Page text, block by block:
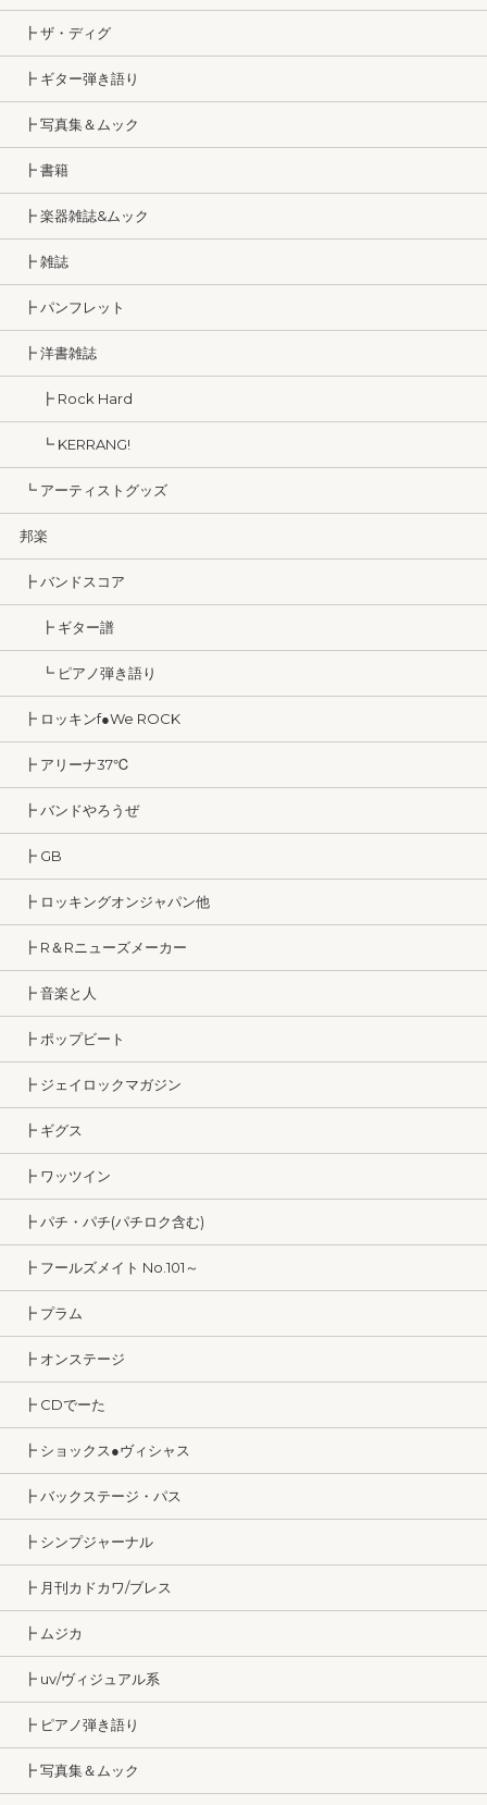
┣ ザ・ディグ
┣ ギター弾き語り
┣ 写真集＆ムック
┣ 書籍
┣ 楽器雑誌&ムック
┣ 雑誌
┣ パンフレット
┣ 洋書雑誌
┣ Rock Hard
┗ KERRANG!
┗ アーティストグッズ
邦楽
┣ バンドスコア
┣ ギター譜
┗ ピアノ弾き語り
┣ ロッキンf●We ROCK
┣ アリーナ37℃
┣ バンドやろうぜ
┣ GB
┣ ロッキングオンジャパン他
┣ R＆Rニューズメーカー
┣ 音楽と人
┣ ポップビート
┣ ジェイロックマガジン
┣ ギグス
┣ ワッツイン
┣ パチ・パチ(パチロク含む)
┣ フールズメイト No.101～
┣ プラム
┣ オンステージ
┣ CDでーた
┣ ショックス●ヴィシャス
┣ バックステージ・パス
┣ シンプジャーナル
┣ 月刊カドカワ/ブレス
┣ ムジカ
┣ uv/ヴィジュアル系
┣ ピアノ弾き語り
┣ 写真集＆ムック